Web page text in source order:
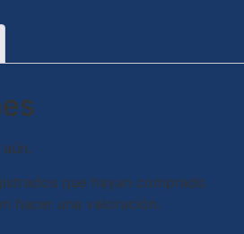
que hayan comprado
hacer una valoración.